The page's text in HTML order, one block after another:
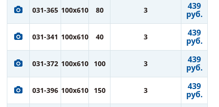
031-365 100x610 80 3 439
руб.
031-341 100x610 40 3 439
руб.
031-372 100x610 100 3 439
руб.
031-396 100x610 150 3 439
руб.